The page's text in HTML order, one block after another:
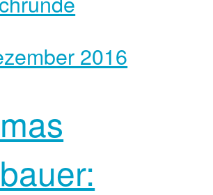
2016